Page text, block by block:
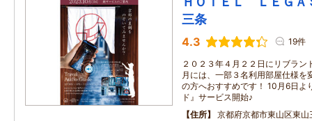
三条
4.3 19件
２０２３年４月２２日にリブラ
月には、一部３名利用部屋仕様
の方へおすすめです！ 10月6日よ
ド』サービス開始♪
住所
京都府京都市東山区東